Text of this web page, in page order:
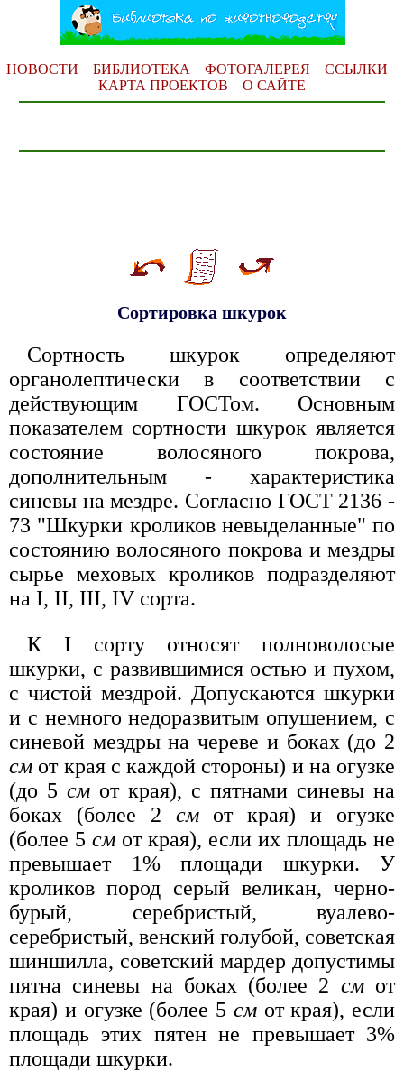
НОВОСТИ БИБЛИОТЕКА ФОТОГАЛЕРЕЯ
ССЫЛКИ
КАРТА ПРОЕКТОВ
О САЙТЕ
Сортировка шкурок
Сортность шкурок определяют
органолептически в соответствии с
действующим ГОСТом. Основным
показателем сортности шкурок является
состояние волосяного покрова,
дополнительным - характеристика
синевы на мездре. Согласно ГОСТ 2136 -
73 "Шкурки кроликов невыделанные" по
состоянию волосяного покрова и мездры
сырье меховых кроликов подразделяют
на I, II, III, IV сорта.
К I сорту относят полноволосые
шкурки, с развившимися остью и пухом,
с чистой мездрой. Допускаются шкурки
и с немного недоразвитым опушением, с
синевой мездры на череве и боках (до 2
см от края с каждой стороны) и на огузке
(до 5 см от края), с пятнами синевы на
боках (более 2 смот края) и огузке
(более 5 см от края), если их площадь не
превышает 1% площади шкурки. У
кроликов пород серый великан, черно-
бурый, серебристый, вуалево-
серебристый, венский голубой, советская
шиншилла, советский мардер допустимы
пятна синевы на боках (более 2 смот
края) и огузке (более 5 смот края), если
площадь этих пятен не превышает 3%
площади шкурки.